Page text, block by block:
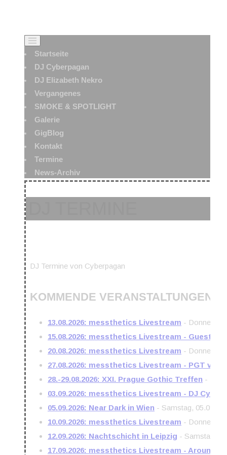
Startseite
DJ Cyberpagan
DJ Elizabeth Nekro
Vergangenes
SMOKE & SPOTLIGHT
Galerie
GigBlog
Kontakt
Termine
News-Archiv
DJ Termine von Cyberpagan
KOMMENDE VERANSTALTUNGEN
13.08.2026: messthetics Livestream -
15.08.2026: messthetics Livestream - Guest DJ
20.08.2026: messthetics Livestream -
27.08.2026: messthetics Livestream - PGT vs.
28.-29.08.2026: XXI. Prague Gothic Treffen -
03.09.2026: messthetics Livestream - DJ
05.09.2026: Near Dark in Wien - Samstag,
10.09.2026: messthetics Livestream -
12.09.2026: Nachtschicht in Leipzig - Samstag,
17.09.2026: messthetics Livestream - Around